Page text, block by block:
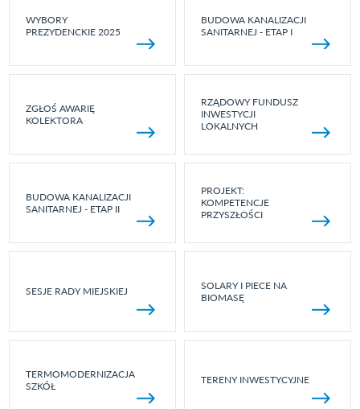
WYBORY
PREZYDENCKIE 2025
BUDOWA KANALIZACJI
SANITARNEJ - ETAP I
ZGŁOŚ AWARIĘ
KOLEKTORA
RZĄDOWY FUNDUSZ
INWESTYCJI
LOKALNYCH
BUDOWA KANALIZACJI
SANITARNEJ - ETAP II
PROJEKT:
KOMPETENCJE
PRZYSZŁOŚCI
SESJE RADY MIEJSKIEJ
SOLARY I PIECE NA
BIOMASĘ
TERMOMODERNIZACJA
SZKÓŁ
TERENY INWESTYCYJNE